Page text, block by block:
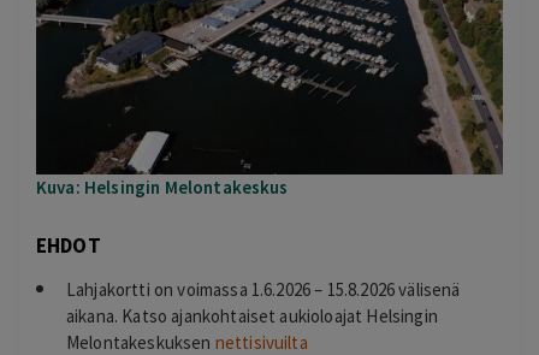
Kuva: Helsingin Melontakeskus
EHDOT
Lahjakortti on voimassa 1.6.2026 – 15.8.2026 välisenä
aikana. Katso ajankohtaiset aukioloajat Helsingin
Melontakeskuksen nettisivuilta